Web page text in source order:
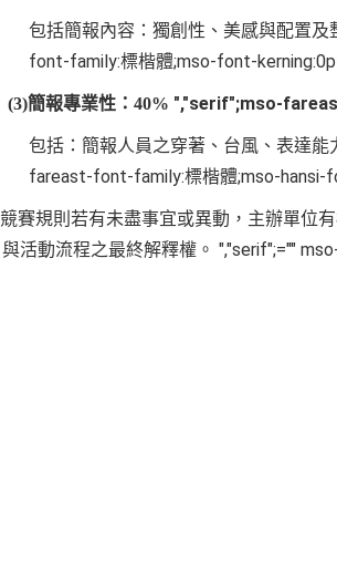
包括簡報內容：獨創性、美感與配置及
font-family:標楷體;mso-font-
(3)簡報專業性：40% ","serif";mso-
包括：簡報人員之穿著、台風、表達
fareast-font-family:標楷體;mso-hansi-
競賽規則若有未盡事宜或異動，主辦單位
與活動流程之最終解釋權。 ","serif";=""